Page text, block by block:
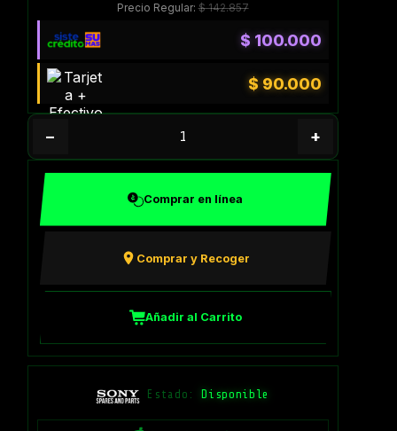
Precio Regular:$142.857
$ 100.000
$ 90.000
− +
Comprar en línea
Comprar y Recoger
Añadir al Carrito
Estado: Disponible